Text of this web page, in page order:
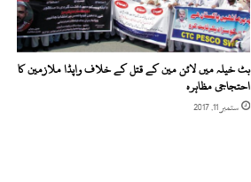
بٹ خیلہ میں لائن مین کے قتل کے خلاف واپڈا ملازمین کا
احتجاجی مظاہرہ
ستمبر 11, 2017